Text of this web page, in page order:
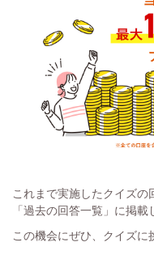
これまで実施したクイズの
「過去の回答一覧」に掲載
この機会にぜひ、クイズに